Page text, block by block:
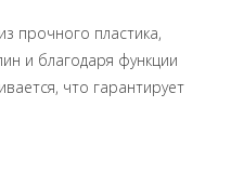
прочного пластика,
и благодаря функции
что гарантирует